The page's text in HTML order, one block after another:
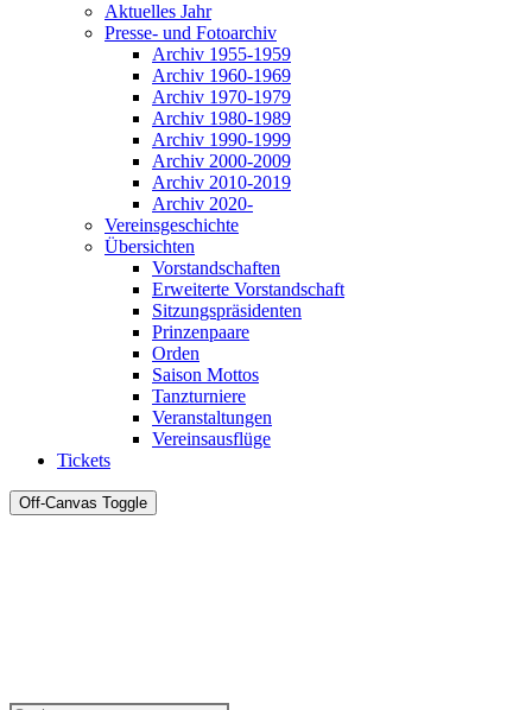
Aktuelles Jahr
Presse- und Fotoarchiv
Archiv 1955-1959
Archiv 1960-1969
Archiv 1970-1979
Archiv 1980-1989
Archiv 1990-1999
Archiv 2000-2009
Archiv 2010-2019
Archiv 2020-
Vereinsgeschichte
Übersichten
Vorstandschaften
Erweiterte Vorstandschaft
Sitzungspräsidenten
Prinzenpaare
Orden
Saison Mottos
Tanzturniere
Veranstaltungen
Vereinsausflüge
Tickets
Off-Canvas Toggle